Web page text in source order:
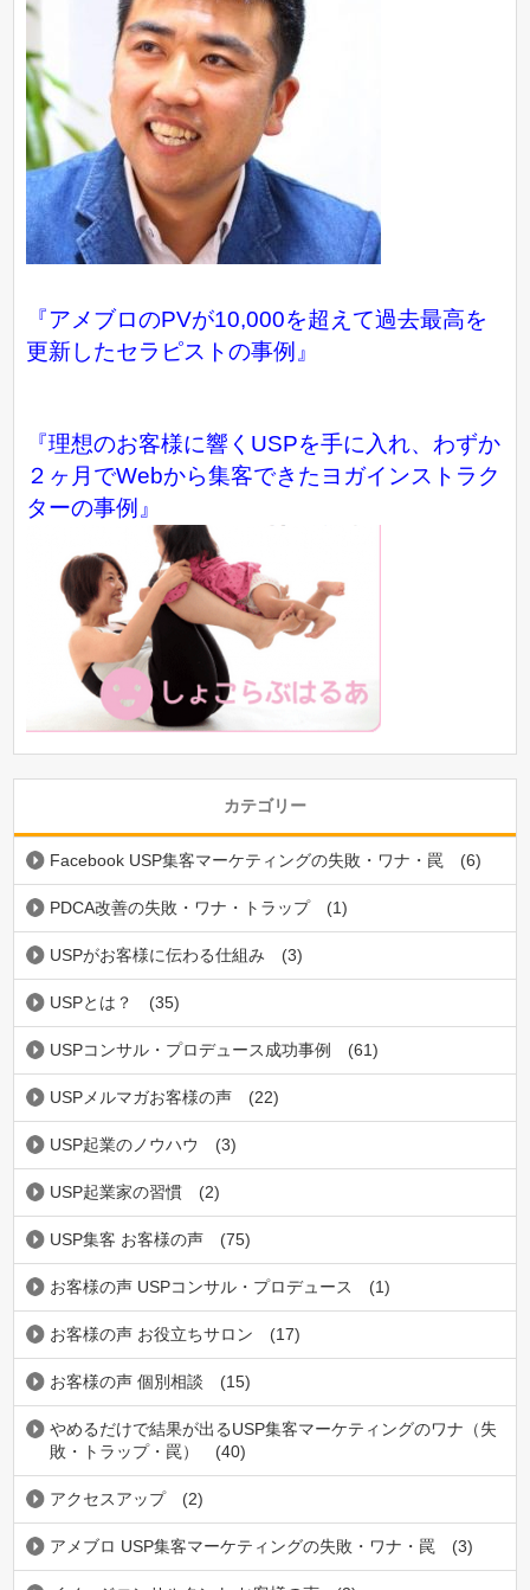
『アメブロのPVが10,000を超えて過去最高を
更新したセラピストの事例』
『理想のお客様に響くUSPを手に入れ、わずか
２ヶ月でWebから集客できたヨガインストラク
ターの事例』
カテゴリー
Facebook USP集客マーケティングの失敗・ワナ・罠 (6)
PDCA改善の失敗・ワナ・トラップ (1)
USPがお客様に伝わる仕組み (3)
USPとは？ (35)
USPコンサル・プロデュース成功事例 (61)
USPメルマガお客様の声 (22)
USP起業のノウハウ (3)
USP起業家の習慣 (2)
USP集客 お客様の声 (75)
お客様の声 USPコンサル・プロデュース (1)
お客様の声 お役立ちサロン (17)
お客様の声 個別相談 (15)
やめるだけで結果が出るUSP集客マーケティングのワナ（失
敗・トラップ・罠）
(40)
アクセスアップ (2)
アメブロ USP集客マーケティングの失敗・ワナ・罠 (3)